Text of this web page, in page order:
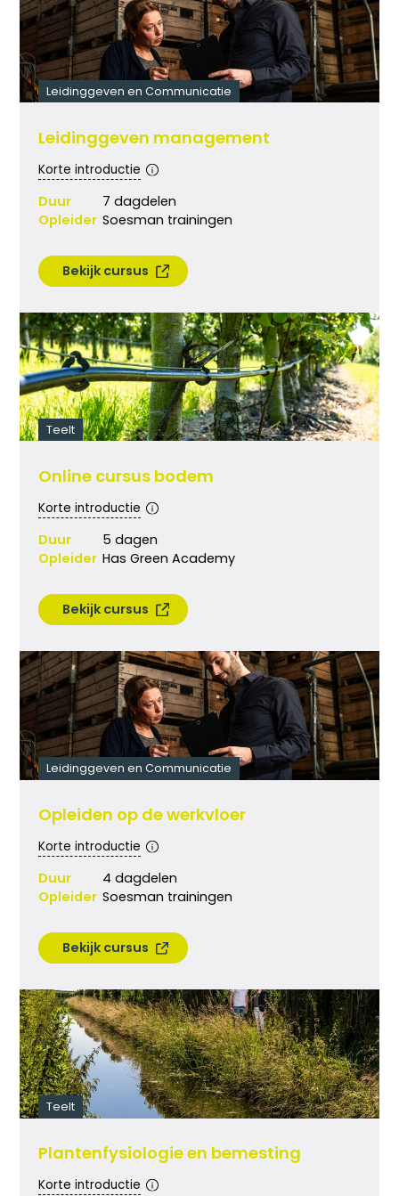
Telefoon:
+31-(0)6 2049 8879
E-mail:
info@fruitacademy.nl
Contact
Leidinggeven en Communicatie
Leidinggeven management
Korte introductie
Duur
7 dagdelen
Opleider Soesman trainingen
Bekijk cursus
Teelt
Online cursus bodem
Korte introductie
Duur
5 dagen
Opleider Has Green Academy
Bekijk cursus
Leidinggeven en Communicatie
Opleiden op de werkvloer
Korte introductie
Duur
4 dagdelen
Opleider Soesman trainingen
Bekijk cursus
Teelt
Plantenfysiologie en bemesting
Korte introductie